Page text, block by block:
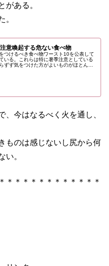
がある。
。
意喚起する危ない食べ物
つけるべき食べ物ワースト10を公表して
いる。これらは特に暑季注意としている
ずず気をつけた方がよいものがほとんど
、今はなるべく火を通し、
ものは感じないし尻から何
い。
＊＊＊＊＊＊＊＊＊＊＊＊